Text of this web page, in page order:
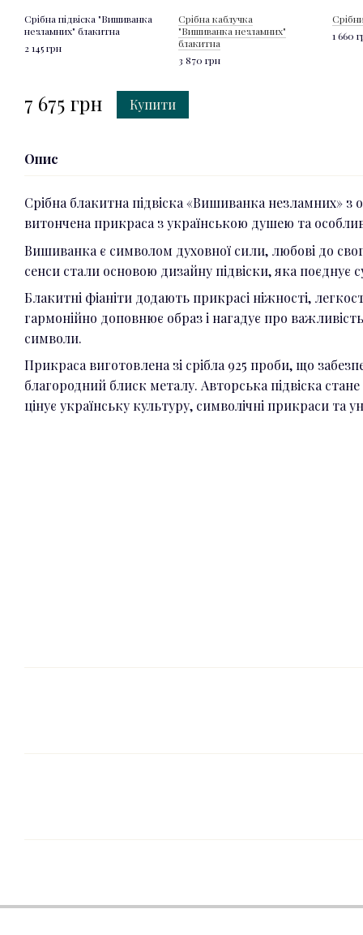
Срібна підвіска "Вишиванка
незламних" блакитна
2 145 грн
Срібна каблучка
"Вишиванка незламних"
блакитна
3 870 грн
1 660
7 675 грн Купити
Опис
Срібна блакитна підвіска «Вишиванка незламних»
витончена прикраса з українською душею та
Вишиванка є символом духовної сили, любові до
сенси стали основою дизайну підвіски, яка поєднує
Блакитні фіаніти додають прикрасі ніжності,
гармонійно доповнює образ і нагадує про
символи.
Прикраса виготовлена зі срібла 925 проби, що
благородний блиск металу. Авторська підвіска
цінує українську культуру, символічні прикраси та